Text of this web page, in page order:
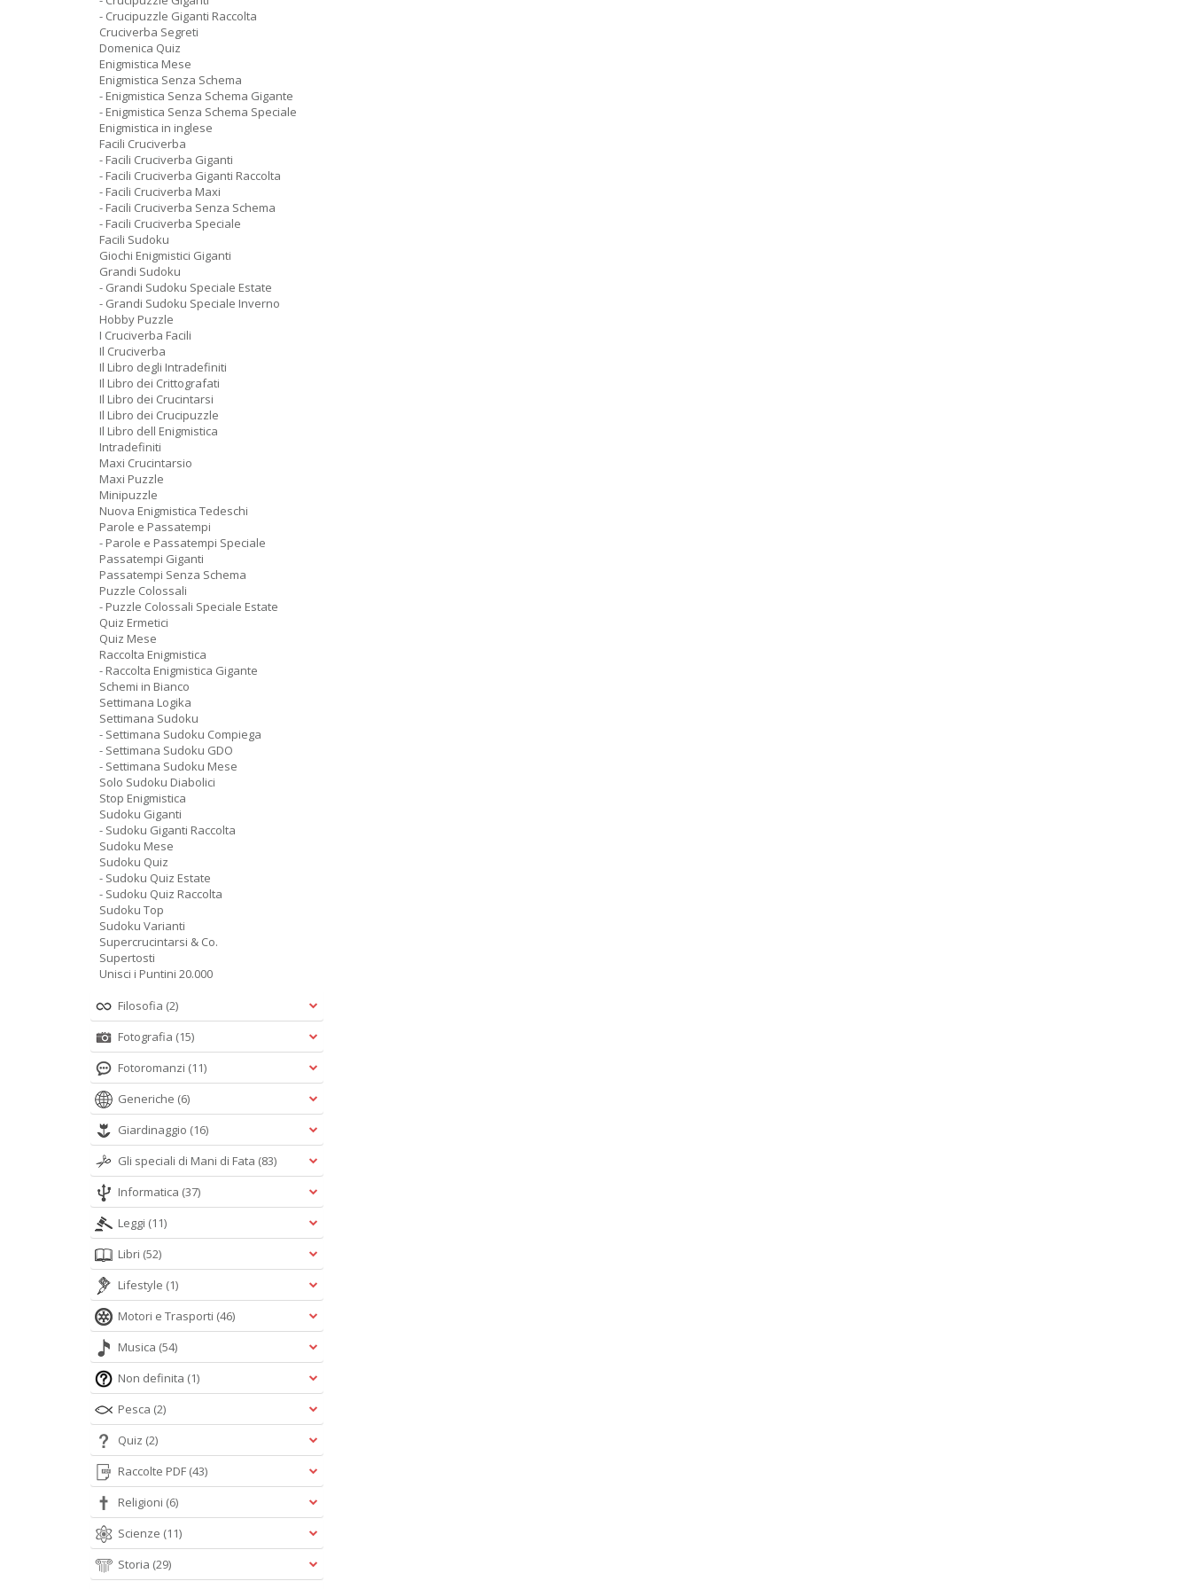
- Crucipuzzle Giganti Raccolta
Cruciverba Segreti
Domenica Quiz
Enigmistica Mese
Enigmistica Senza Schema
- Enigmistica Senza Schema Gigante
- Enigmistica Senza Schema Speciale
Enigmistica in inglese
Facili Cruciverba
- Facili Cruciverba Giganti
- Facili Cruciverba Giganti Raccolta
- Facili Cruciverba Maxi
- Facili Cruciverba Senza Schema
- Facili Cruciverba Speciale
Facili Sudoku
Giochi Enigmistici Giganti
Grandi Sudoku
- Grandi Sudoku Speciale Estate
- Grandi Sudoku Speciale Inverno
Hobby Puzzle
I Cruciverba Facili
Il Cruciverba
Il Libro degli Intradefiniti
Il Libro dei Crittografati
Il Libro dei Crucintarsi
Il Libro dei Crucipuzzle
Il Libro dell Enigmistica
Intradefiniti
Maxi Crucintarsio
Maxi Puzzle
Minipuzzle
Nuova Enigmistica Tedeschi
Parole e Passatempi
- Parole e Passatempi Speciale
Passatempi Giganti
Passatempi Senza Schema
Puzzle Colossali
- Puzzle Colossali Speciale Estate
Quiz Ermetici
Quiz Mese
Raccolta Enigmistica
- Raccolta Enigmistica Gigante
Schemi in Bianco
Settimana Logika
Settimana Sudoku
- Settimana Sudoku Compiega
- Settimana Sudoku GDO
- Settimana Sudoku Mese
Solo Sudoku Diabolici
Stop Enigmistica
Sudoku Giganti
- Sudoku Giganti Raccolta
Sudoku Mese
Sudoku Quiz
- Sudoku Quiz Estate
- Sudoku Quiz Raccolta
Sudoku Top
Sudoku Varianti
Supercrucintarsi & Co.
Supertosti
Unisci i Puntini 20.000
Filosofia (2)
Fotografia (15)
Fotoromanzi (11)
Generiche (6)
Giardinaggio (16)
Gli speciali di Mani di Fata (83)
Informatica (37)
Leggi (11)
Libri (52)
Lifestyle (1)
Motori e Trasporti (46)
Musica (54)
Non definita (1)
Pesca (2)
Quiz (2)
Raccolte PDF (43)
Religioni (6)
Scienze (11)
Storia (29)